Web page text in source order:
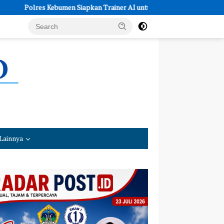
Kebumen Siapkan Trainer AI untuk Edukasi Siswa SMA dan SMK